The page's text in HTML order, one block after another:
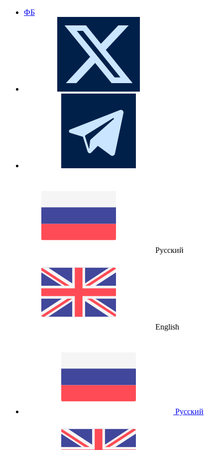
ФБ
Русский
English
Русский